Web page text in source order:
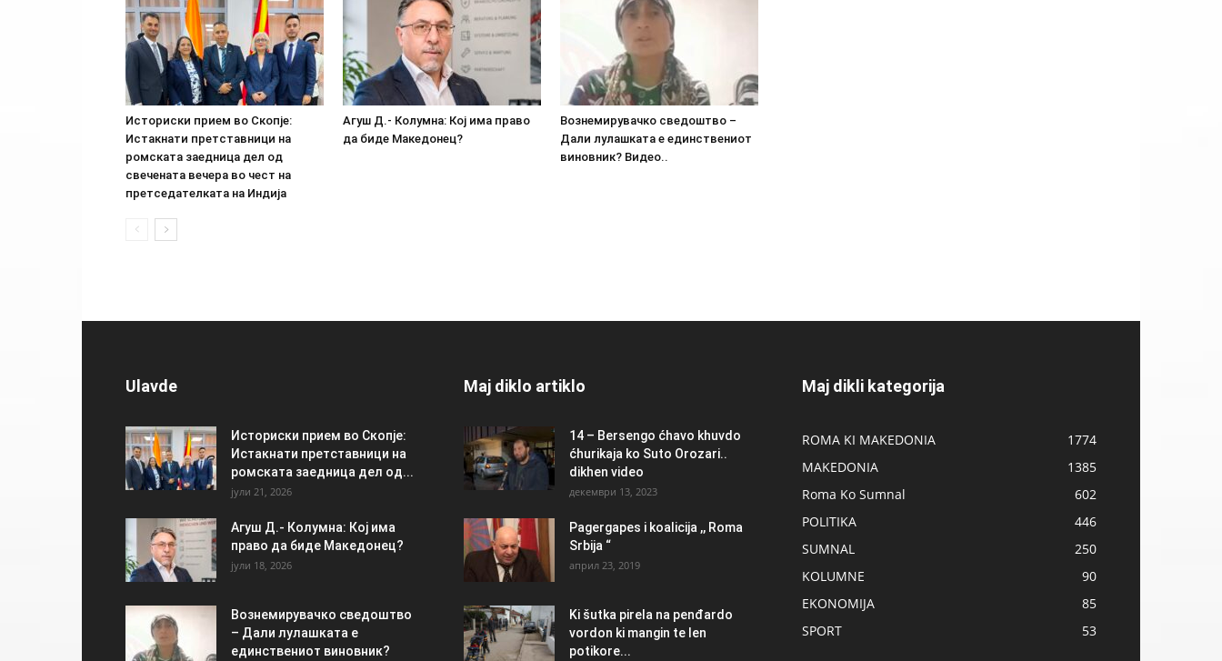
Историски прием во Скопје:
Истакнати претставници на
ромската заедница дел од
свечената вечера во чест на
претседателката на Индија
Агуш Д.- Колумна: Кој има право
да биде Македонец?
Вознемирувачко сведоштво –
Дали лулашката е единствениот
виновник? Видео..
Ulavde
Историски прием во Скопје:
Истакнати претставници на
ромската заедница дел од...
јули 21, 2026
Агуш Д.- Колумна: Кој има
право да биде Македонец?
јули 18, 2026
Вознемирувачко сведоштво
– Дали лулашката е
единствениот виновник?
Maj diklo artiklo
14 – Bersengo ćhavo khuvdo
ćhurikaja ko Suto Orozari..
dikhen video
декември 13, 2023
Pagergapes i koalicija ,, Roma
Srbija “
април 23, 2019
Ki šutka pirela na penđardo
vordon ki mangin te len
potikore...
Maj dikli kategorija
ROMA KI MAKEDONIA
1774
MAKEDONIA
1385
Roma Ko Sumnal
602
POLITIKA
446
SUMNAL
250
KOLUMNE
90
EKONOMIJA
85
SPORT
53